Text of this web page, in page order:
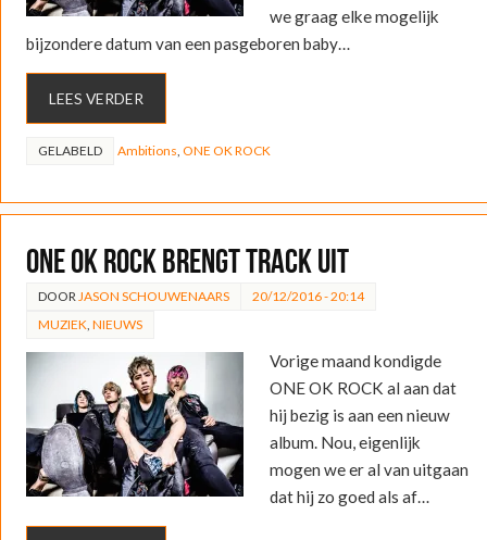
we graag elke mogelijk
bijzondere datum van een pasgeboren baby…
LEES VERDER
GELABELD Ambitions ONE OK ROCK
ONE OK ROCK brengt track uit
DOOR JASON SCHOUWENAARS
20/12/2016 - 20:14
MUZIEK NIEUWS
Vorige maand kondigde
ONE OK ROCK al aan dat
hij bezig is aan een nieuw
album. Nou, eigenlijk
mogen we er al van uitgaan
dat hij zo goed als af…